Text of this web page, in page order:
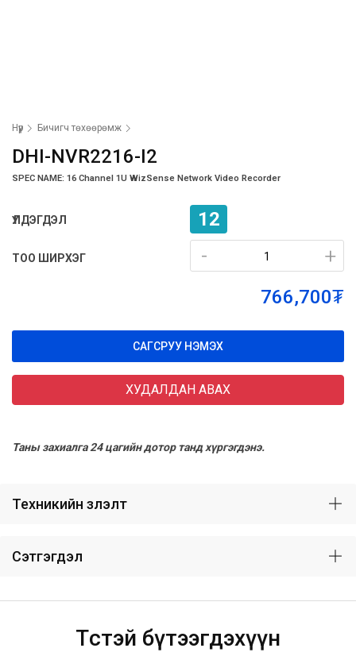
Нүүр Бичигч төхөөрөмж
DHI-NVR2216-I2
SPEC NAME: 16 Channel 1U WizSense Network Video Recorder
ҮЛДЭГДЭЛ 12
ТОО ШИРХЭГ +
- +
-
766,700₮
САГСРУУ НЭМЭХ
ХУДАЛДАН АВАХ
Таны захиалга 24 цагийн дотор танд хүргэгдэнэ.
Техникийн үзүүлэлт
Сэтгэгдэл
Төстэй бүтээгдэхүүн